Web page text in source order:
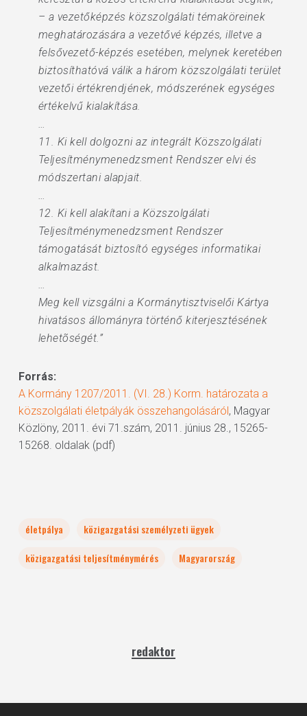
– a vezetőképzés közszolgálati témaköreinek
meghatározására a vezetővé képzés, illetve a
felsővezető-képzés esetében, melynek keretében
biztosíthatóvá válik a három közszolgálati terület
vezetői értékrendjének, módszerének egységes
értékelvű kialakítása.
…
11. Ki kell dolgozni az integrált Közszolgálati
Teljesítménymenedzsment Rendszer elvi és
módszertani alapjait.
…
12. Ki kell alakítani a Közszolgálati
Teljesítménymenedzsment Rendszer
támogatását biztosító egységes informatikai
alkalmazást.
…
Meg kell vizsgálni a Kormánytisztviselői Kártya
hivatásos állományra történő kiterjesztésének
lehetõségét.”
Forrás:
A Kormány 1207/2011. (VI. 28.) Korm. határozata a
közszolgálati életpályák összehangolásáról, Magyar
Közlöny, 2011. évi 71.szám, 2011. június 28., 15265-
15268. oldalak (pdf)
életpálya
közigazgatási személyzeti ügyek
közigazgatási teljesítménymérés
Magyarország
redaktor